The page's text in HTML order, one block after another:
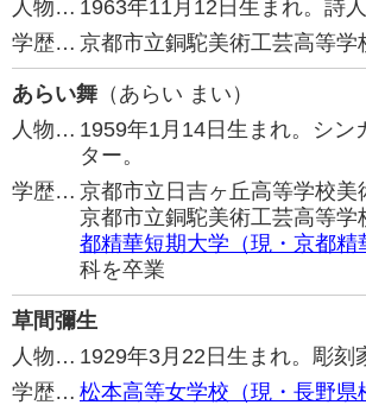
人物… 1963年11月12日生まれ。詩人
学歴… 京都市立銅駝美術工芸高等学
あらい舞 （あらい まい）
人物… 1959年1月14日生まれ。シン
ター。
学歴… 京都市立日吉ヶ丘高等学校美
京都市立銅駝美術工芸高等
都精華短期大学（現・京都精
科を卒業
草間彌生
人物… 1929年3月22日生まれ。彫刻
学歴… 松本高等女学校（現・長野県